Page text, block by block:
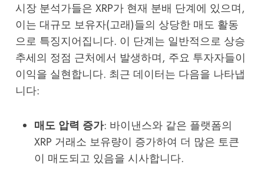
시장 분석가들은 XRP가 현재 분배 단계에 있으며,
이는 대규모 보유자(고래)들의 상당한 매도 활동
으로 특징지어집니다. 이 단계는 일반적으로 상승
추세의 정점 근처에서 발생하며, 주요 투자자들이
이익을 실현합니다. 최근 데이터는 다음을 나타냅
니다:
매도 압력 증가: 바이낸스와 같은 플랫폼의
XRP 거래소 보유량이 증가하여 더 많은 토큰
이 매도되고 있음을 시사합니다.